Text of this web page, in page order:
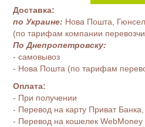
Доставка:
по Украине: Нова Пошта,
(по тарифам компании
По Днепропетровску:
- самовывоз
- Нова Пошта (по тарифам
Оплата:
- При получении
- Перевод на карту Приват
- Перевод на кошелек WebMoney